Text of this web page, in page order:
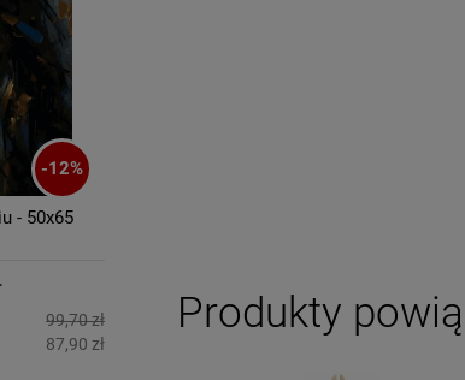
-12%
- 50x65
99,70 zł
87,90 zł
Produkty